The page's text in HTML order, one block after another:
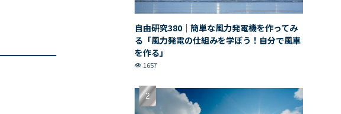
自由研究380｜簡単な風力発電機を作ってみ
る「風力発電の仕組みを学ぼう！自分で風車
を作る」
1657